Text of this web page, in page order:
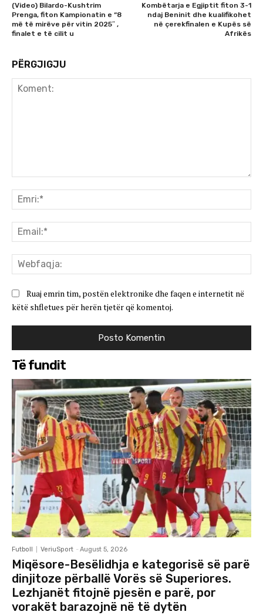
(Video) Bilardo-Kushtrim
Prenga, fiton Kampionatin e “8
më të mirëve për vitin 2025″ ,
finalet e të cilit u
Kombëtarja e Egjiptit fiton 3-1
ndaj Beninit dhe kualifikohet
në çerekfinalen e Kupës së
Afrikës
PËRGJIGJU
Ruaj emrin tim, postën elektronike dhe faqen e internetit në
këtë shfletues për herën tjetër që komentoj.
Të fundit
Futboll VeriuSport - August 5, 2026
Miqësore-Besëlidhja e kategorisë së parë
dinjitoze përballë Vorës së Superiores.
Lezhjanët fitojnë pjesën e parë, por
vorakët barazojnë në të dytën